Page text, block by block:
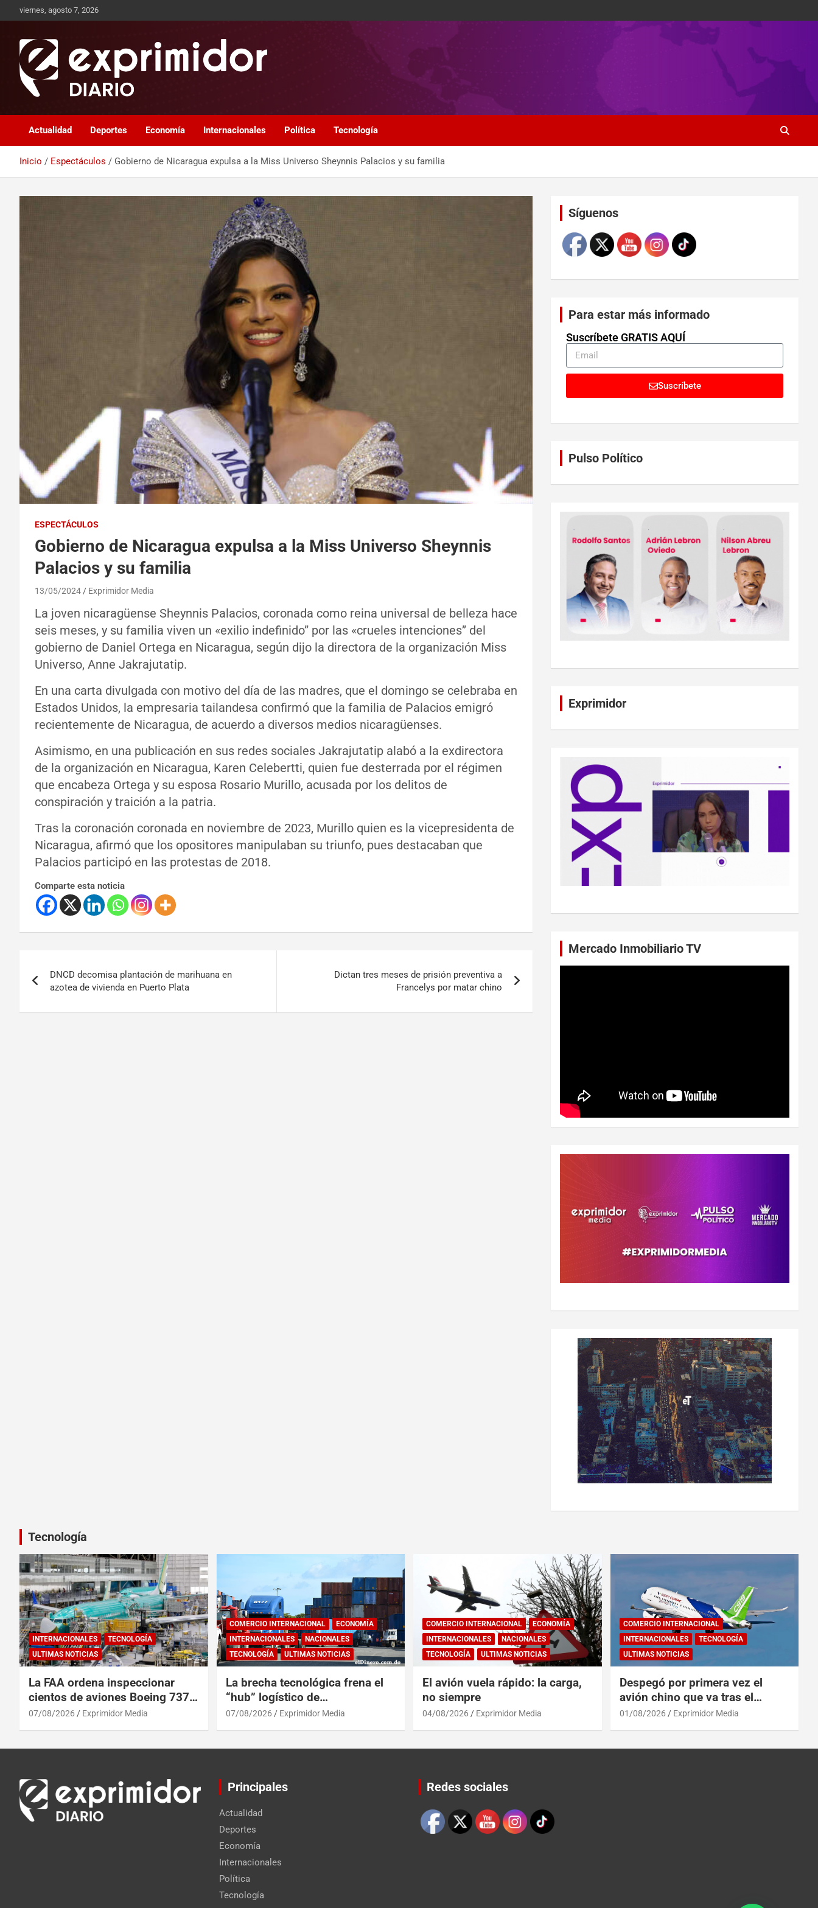
viernes, agosto 7, 2026
Exprimidor media
Actualidad Deportes Economía Internacionales Política Tecnología
Inicio Espectáculos Gobierno de Nicaragua expulsa a la Miss Universo Sheynnis Palacios y su familia
ESPECTÁCULOS
Gobierno de Nicaragua expulsa a la Miss Universo Sheynnis
Palacios y su familia
13/05/2024 Exprimidor Media
La joven nicaragüense Sheynnis Palacios, coronada como reina universal de belleza hace
seis meses, y su familia viven un «exilio indefinido” por las «crueles intenciones” del
gobierno de Daniel Ortega en Nicaragua, según dijo la directora de la organización Miss
Universo, Anne Jakrajutatip.
En una carta divulgada con motivo del día de las madres, que el domingo se celebraba en
Estados Unidos, la empresaria tailandesa confirmó que la familia de Palacios emigró
recientemente de Nicaragua, de acuerdo a diversos medios nicaragüenses.
Asimismo, en una publicación en sus redes sociales Jakrajutatip alabó a la exdirectora
de la organización en Nicaragua, Karen Celebertti, quien fue desterrada por el régimen
que encabeza Ortega y su esposa Rosario Murillo, acusada por los delitos de
conspiración y traición a la patria.
Tras la coronación coronada en noviembre de 2023, Murillo quien es la vicepresidenta de
Nicaragua, afirmó que los opositores manipulaban su triunfo, pues destacaban que
Palacios participó en las protestas de 2018.
Comparte esta noticia
DNCD decomisa plantación de marihuana en
azotea de vivienda en Puerto Plata
Dictan tres meses de prisión preventiva a
Francelys por matar chino
SíguenosSet Youtube Channel ID
Para estar más informado
Suscríbete GRATIS AQUÍ
Suscríbete
Pulso Político
Exprimidor
Mercado Inmobiliario TV
Tecnología
INTERNACIONALES
TECNOLOGÍA
ULTIMAS NOTICIAS
La FAA ordena inspeccionar
cientos de aviones Boeing 737
Max por posibles grietas
07/08/2026 Exprimidor Media
COMERCIO INTERNACIONAL
ECONOMÍA
INTERNACIONALES
NACIONALES
TECNOLOGÍA
ULTIMAS NOTICIAS
La brecha tecnológica frena el
“hub” logístico de
Centroamérica y RD
07/08/2026 Exprimidor Media
COMERCIO INTERNACIONAL
ECONOMÍA
INTERNACIONALES
NACIONALES
TECNOLOGÍA
ULTIMAS NOTICIAS
El avión vuela rápido: la carga,
no siempre
04/08/2026 Exprimidor Media
COMERCIO INTERNACIONAL
INTERNACIONALES
TECNOLOGÍA
ULTIMAS NOTICIAS
Despegó por primera vez el
avión chino que va tras el
reinado del A319 en el Tíbet
01/08/2026 Exprimidor Media
Principales
Actualidad
Deportes
Economía
Internacionales
Política
Tecnología
Redes sociales
Set Youtube Channel ID